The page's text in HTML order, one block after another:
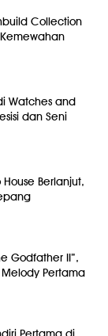
Collection
Watches and
dan Seni
Berlanjut,
Godfather II”,
Pertama
Pertama di